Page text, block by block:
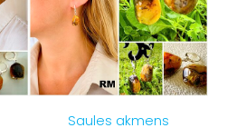
Saules akmens